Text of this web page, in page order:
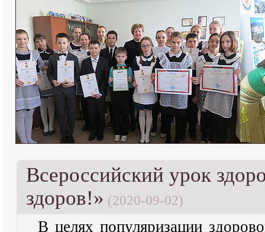
Всероссийский урок
здоров!» (2020-09-02)
В целях популяризации